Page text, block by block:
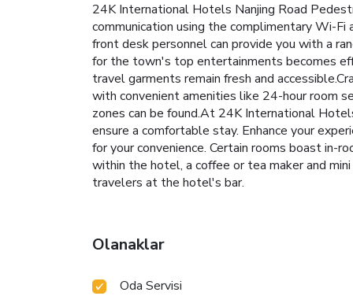
24K International Hotels Nanjing Road
communication using the complimentary Wi-
front desk personnel can provide you with a
for the town's top entertainments becomes
travel garments remain fresh and
with convenient amenities like 24-hour room
zones can be found.At 24K International
ensure a comfortable stay. Enhance your
for your convenience. Certain rooms boast in-
within the hotel, a coffee or tea maker and
travelers at the hotel's bar.
Olanaklar
Oda Servisi